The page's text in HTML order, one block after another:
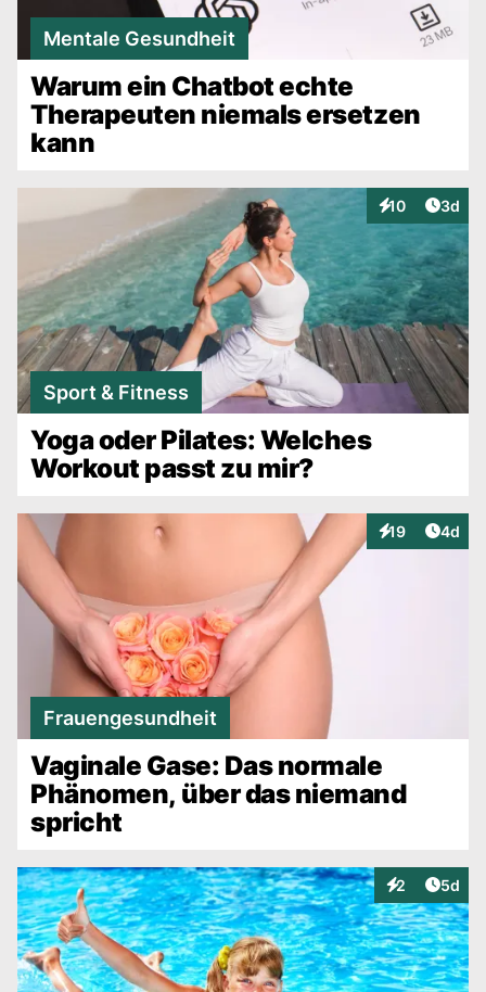
Mentale Gesundheit
Warum ein Chatbot echte
Therapeuten niemals ersetzen
kann
10
Interaktionen
3d
Sport & Fitness
Yoga oder Pilates: Welches
Workout passt zu mir?
19
Interaktionen
4d
Frauengesundheit
Vaginale Gase: Das normale
Phänomen, über das niemand
spricht
2
Interaktionen
5d